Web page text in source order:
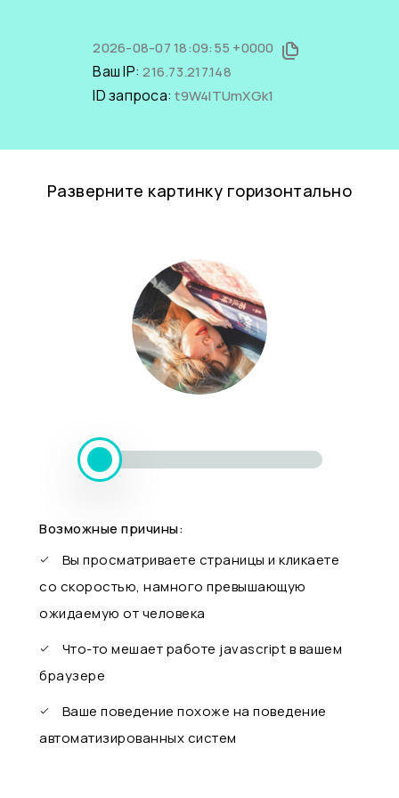
2026-08-07 18:09:55 +0000
Ваш IP:216.73.217.148
ID запроса:t9W4ITUmXGk1
Разверните картинку горизонтально
Возможные причины:
Вы просматриваете страницы и кликаете
со скоростью, намного превышающую
ожидаемую от человека
Что-то мешает работе javascript в вашем
браузере
Ваше поведение похоже на поведение
автоматизированных систем